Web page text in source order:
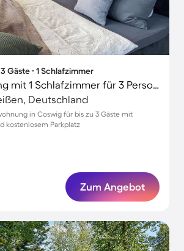
Gäste ∙ 1 Schlafzimmer
Ferienwohnung mit 1 Schlafzimmer für 3 Personen
Deutschland
in Coswig für bis zu 3 Gäste mit
kostenlosem Parkplatz
Zum Angebot